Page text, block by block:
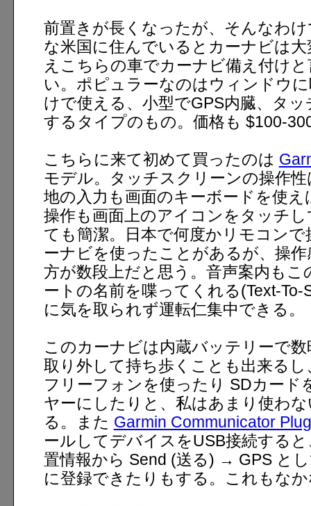
前置きが長くなったが、そんなわ
な米国に住んでいるとカーナビは
えこちらの車でカーナビ備え付け
い。ポピュラーなのはウィンドウ
けで使える、小型でGPS内臓、タ
するタイプのもの。価格も $100-
こちらに来て初めて買ったのは
モデル。タッチスクリーンの操作
地の入力も画面のキーボードを使
操作も画面上のアイコンをタッチ
ても簡潔。日本で何度かリモコン
ーナビを使ったことがあるが、操
方が数段上だと思う。音声案内も
ートの名前を喋ってくれる(Text-To-
に気を取られず運転仁集中できる。
このカーナビは内蔵バッテリーで
取り外して持ち歩くことも出来る
フリーフォンを使ったり SDカード
ヤーにしたりと、私はあまり使わ
る。また Garmin Communicator
ールしてデバイスをUSB接続する
置情報から Send (送る) → GPS と
に登録できたりもする。これもな